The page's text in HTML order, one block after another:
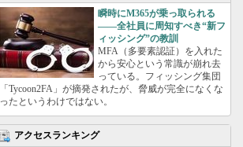
瞬時にM365が乗っ取られる
――全社員に周知すべき“新フ
ィッシング”の教訓
MFA（多要素認証）を入れた
から安心という常識が崩れ去
っている。フィッシング集団
「Tycoon2FA」が摘発されたが、脅威が完全になくな
ったというわけではない。
アクセスランキング